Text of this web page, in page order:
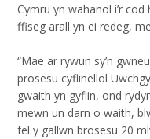
Cymru yn wahanol i’r
ffiseg arall yn ei redeg,
“Mae ar rywun sy’n
prosesu cyflinellol
gwaith yn gyflin, ond
mewn un darn o waith,
fel y gallwn brosesu 20